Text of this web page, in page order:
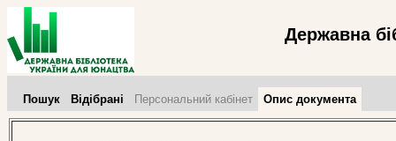
Державна
Пошук Відібрані Персональний кабінет Опис документа